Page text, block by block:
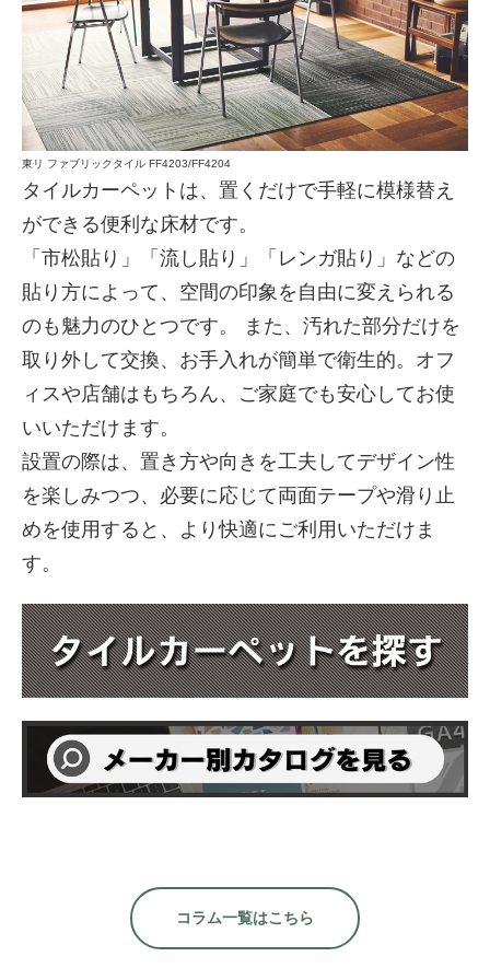
東リ ファブリックタイル FF4203/FF4204
タイルカーペットは、置くだけで手軽に模様替え
ができる便利な床材です。
「市松貼り」「流し貼り」「レンガ貼り」などの
貼り方によって、空間の印象を自由に変えられる
のも魅力のひとつです。 また、汚れた部分だけを
取り外して交換、お手入れが簡単で衛生的。オフ
ィスや店舗はもちろん、ご家庭でも安心してお使
いいただけます。
設置の際は、置き方や向きを工夫してデザイン性
を楽しみつつ、必要に応じて両面テープや滑り止
めを使用すると、より快適にご利用いただけま
す。
コラム一覧はこちら